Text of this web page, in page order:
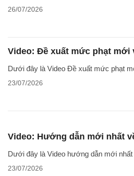
26/07/2026
Video: Đề xuất mức phạt mới
Dưới đây là Video Đề xuất mức phạt
23/07/2026
Video: Hướng dẫn mới nhất
Dưới đây là Video hướng dẫn mới
23/07/2026